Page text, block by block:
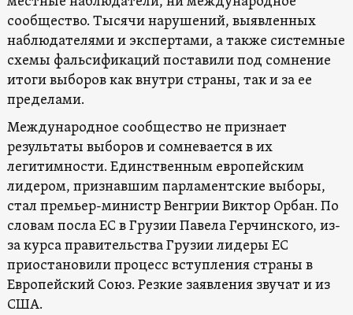
сообщество. Тысячи нарушений, выявленных
наблюдателями и экспертами, а также системные
схемы фальсификаций поставили под сомнение
итоги выборов как внутри страны, так и за ее
пределами.
Международное сообщество не признает
результаты выборов и сомневается в их
легитимности. Единственным европейским
лидером, признавшим парламентские выборы,
стал премьер-министр Венгрии Виктор Орбан. По
словам посла ЕС в Грузии Павела Герчинского, из-
за курса правительства Грузии лидеры ЕС
приостановили процесс вступления страны в
Европейский Союз. Резкие заявления звучат и из
США.